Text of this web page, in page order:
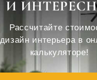
И
Рассчитайте
дизайн интерьера в
калькуляторе!